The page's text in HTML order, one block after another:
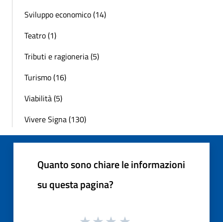
Sviluppo economico (14)
Teatro (1)
Tributi e ragioneria (5)
Turismo (16)
Viabilità (5)
Vivere Signa (130)
Quanto sono chiare le informazioni
su questa pagina?